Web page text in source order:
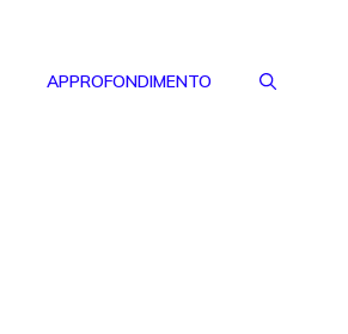
APPROFONDIMENTO